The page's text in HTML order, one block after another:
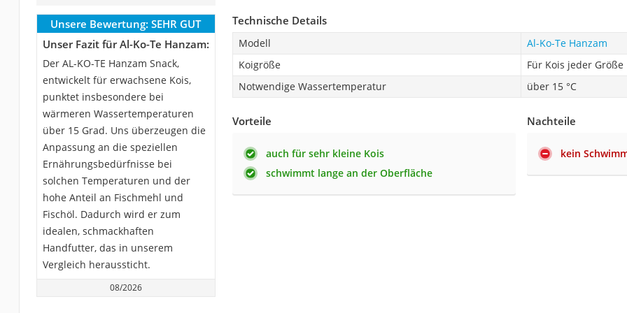
Unsere Bewertung: SEHR GUT
Unser Fazit für Al-Ko-Te Hanzam:
Der AL-KO-TE Hanzam Snack,
entwickelt für erwachsene Kois,
punktet insbesondere bei
wärmeren Wassertemperaturen
über 15 Grad. Uns überzeugen die
Anpassung an die speziellen
Ernährungsbedürfnisse bei
solchen Temperaturen und der
hohe Anteil an Fischmehl und
Fischöl. Dadurch wird er zum
idealen, schmackhaften
Handfutter, das in unserem
Vergleich heraussticht.
08/2026
Technische Details
Modell
Al-Ko-Te Hanzam
Koigröße
Für Kois jeder Größe
Notwendige Wassertemperatur
über 15 °C
Vorteile
auch für sehr kleine Kois
schwimmt lange an der Oberfläche
Nachteile
kein